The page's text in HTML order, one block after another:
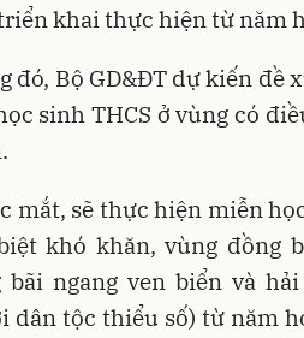
khai thực hiện từ năm
đó, Bộ GD&ĐT dự kiến
sinh THCS ở vùng có
mắt, sẽ thực hiện miễn
khó khăn, vùng đồng
bãi ngang ven biển và
dân tộc thiểu số) từ năm